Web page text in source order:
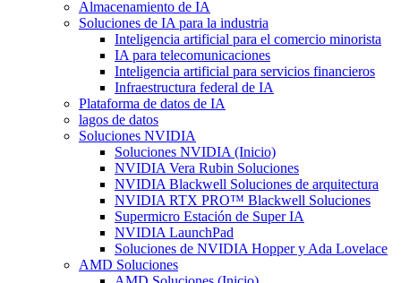
Almacenamiento de IA
Soluciones de IA para la industria
Inteligencia artificial para el comercio minorista
IA para telecomunicaciones
Inteligencia artificial para servicios financieros
Infraestructura federal de IA
Plataforma de datos de IA
lagos de datos
Soluciones NVIDIA
Soluciones NVIDIA (Inicio)
NVIDIA Vera Rubin Soluciones
NVIDIA Blackwell Soluciones de arquitectura
NVIDIA RTX PRO™ Blackwell Soluciones
Supermicro Estación de Super IA
NVIDIA LaunchPad
Soluciones de NVIDIA Hopper y Ada Lovelace
AMD Soluciones